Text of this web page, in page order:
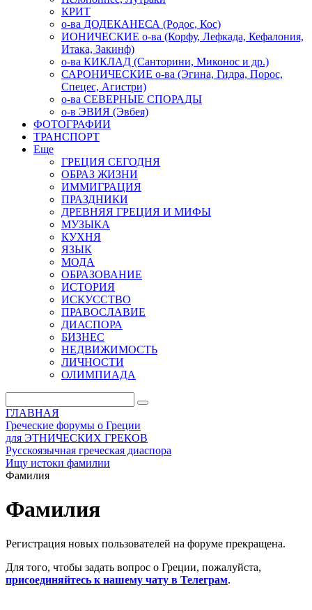
КРИТ
о-ва ДОДЕКАНЕСА (Родос, Кос)
ИОНИЧЕСКИЕ о-ва (Корфу, Лефкада, Кефалония,
Итака, Закинф)
о-ва КИКЛАД (Санторини, Миконос и др.)
САРОНИЧЕСКИЕ о-ва (Эгина, Гидра, Порос,
Спецес, Агистри)
о-ва СЕВЕРНЫЕ СПОРАДЫ
о-в ЭВИЯ (Эвбея)
ФОТОГРАФИИ
ТРАНСПОРТ
Еще
ГРЕЦИЯ СЕГОДНЯ
ОБРАЗ ЖИЗНИ
ИММИГРАЦИЯ
ПРАЗДНИКИ
ДРЕВНЯЯ ГРЕЦИЯ И МИФЫ
МУЗЫКА
КУХНЯ
ЯЗЫК
МОДА
ОБРАЗОВАНИЕ
ИСТОРИЯ
ИСКУССТВО
ПРАВОСЛАВИЕ
ДИАСПОРА
БИЗНЕС
НЕДВИЖИМОСТЬ
ЛИЧНОСТИ
ОЛИМПИАДА
ГЛАВНАЯ
Греческие форумы о Греции
для ЭТНИЧЕСКИХ ГРЕКОВ
Русскоязычная греческая диаспора
Ищу истоки фамилии
Фамилия
Фамилия
Регистрация новых пользователей на форуме прекращена.
Для того, чтобы задать вопрос о Греции, пожалуйста,
присоединяйтесь к нашему чату в Телеграм.